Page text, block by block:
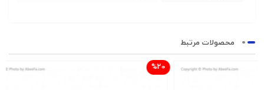
محصولات مرتبط
%20
%20